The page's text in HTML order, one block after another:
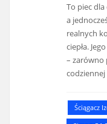
To piec
a
realnych
ciepła.
– zarówno
codziennej
Ściągacz